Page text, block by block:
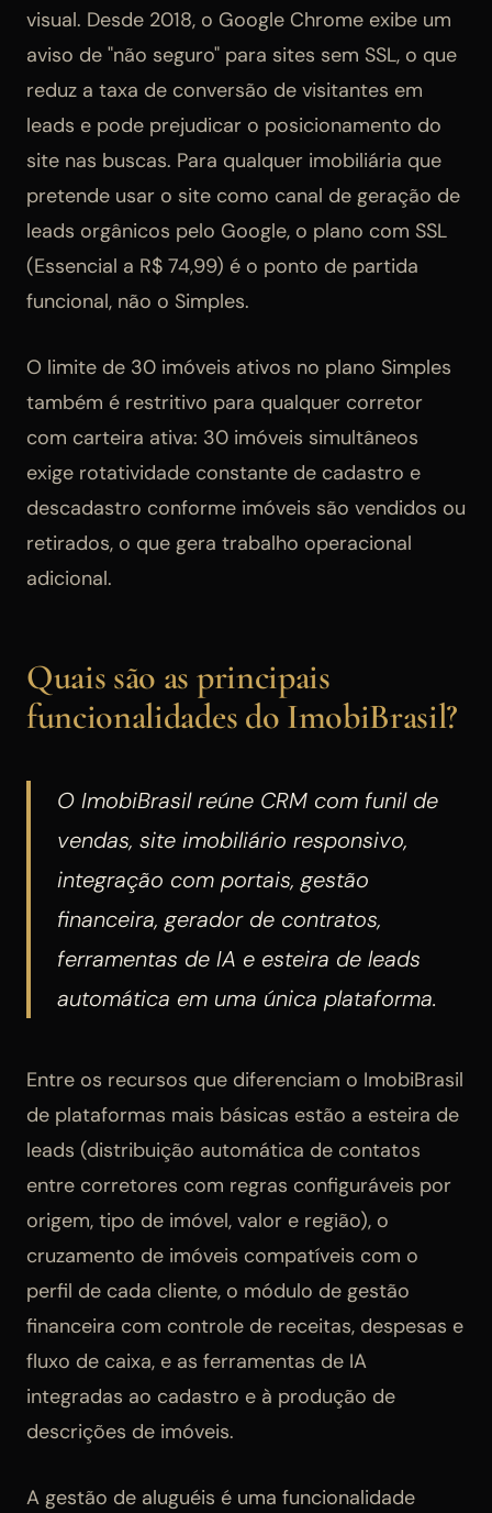
visual. Desde 2018, o Google Chrome exibe um
aviso de "não seguro" para sites sem SSL, o que
reduz a taxa de conversão de visitantes em
leads e pode prejudicar o posicionamento do
site nas buscas. Para qualquer imobiliária que
pretende usar o site como canal de geração de
leads orgânicos pelo Google, o plano com SSL
(Essencial a R$ 74,99) é o ponto de partida
funcional, não o Simples.
O limite de 30 imóveis ativos no plano Simples
também é restritivo para qualquer corretor
com carteira ativa: 30 imóveis simultâneos
exige rotatividade constante de cadastro e
descadastro conforme imóveis são vendidos ou
retirados, o que gera trabalho operacional
adicional.
Quais são as principais
funcionalidades do ImobiBrasil?
O ImobiBrasil reúne CRM com funil de
vendas, site imobiliário responsivo,
integração com portais, gestão
financeira, gerador de contratos,
ferramentas de IA e esteira de leads
automática em uma única plataforma.
Entre os recursos que diferenciam o ImobiBrasil
de plataformas mais básicas estão a esteira de
leads (distribuição automática de contatos
entre corretores com regras configuráveis por
origem, tipo de imóvel, valor e região), o
cruzamento de imóveis compatíveis com o
perfil de cada cliente, o módulo de gestão
financeira com controle de receitas, despesas e
fluxo de caixa, e as ferramentas de IA
integradas ao cadastro e à produção de
descrições de imóveis.
A gestão de aluguéis é uma funcionalidade